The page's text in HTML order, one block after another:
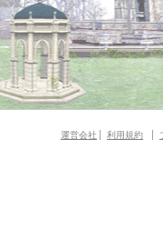
運営会社 利用規約